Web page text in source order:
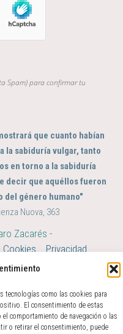
tecnologías como las cookies para
El consentimiento de estas
comportamiento de navegación o las
o retirar el consentimiento, puede
Spam) para confirmar tu
que cuanto habían
la sabiduría vulgar, tanto
en torno a la sabiduría
decir que aquéllos fueron
del género humano"
Nuova, 363
Zacarés -
Cookies Privacidad